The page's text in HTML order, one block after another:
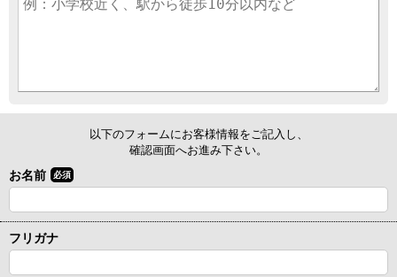
以下のフォームにお客様情報をご記入し、
確認画面へお進み下さい。
お名前 必須
フリガナ